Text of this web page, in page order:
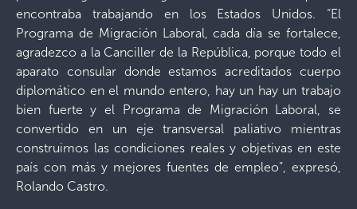
encontraba trabajando en los Estados Unidos. “El
Programa de Migración Laboral, cada día se fortalece,
agradezco a la Canciller de la República, porque todo el
aparato consular donde estamos acreditados cuerpo
diplomático en el mundo entero, hay un hay un trabajo
bien fuerte y el Programa de Migración Laboral, se
convertido en un eje transversal paliativo mientras
construimos las condiciones reales y objetivas en este
país con más y mejores fuentes de empleo”, expresó,
Rolando Castro.